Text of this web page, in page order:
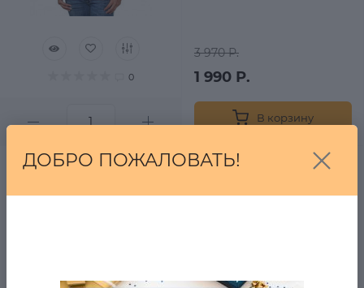
0
3 970 Р.
1 990 Р.
В корзину
Куртка Sergio Taccini
ДОБРО ПОЖАЛОВАТЬ!